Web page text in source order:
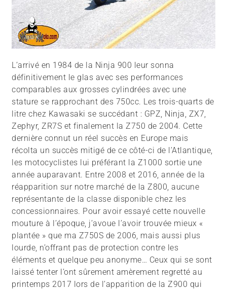
L’arrivé en 1984 de la Ninja 900 leur sonna
définitivement le glas avec ses performances
comparables aux grosses cylindrées avec une
stature se rapprochant des 750cc. Les trois-quarts de
litre chez Kawasaki se succédant : GPZ, Ninja, ZX7,
Zephyr, ZR7S et finalement la Z750 de 2004. Cette
dernière connut un réel succès en Europe mais
récolta un succès mitigé de ce côté-ci de l’Atlantique,
les motocyclistes lui préférant la Z1000 sortie une
année auparavant. Entre 2008 et 2016, année de la
réapparition sur notre marché de la Z800, aucune
représentante de la classe disponible chez les
concessionnaires. Pour avoir essayé cette nouvelle
mouture à l’époque, j’avoue l’avoir trouvée mieux «
plantée » que ma Z750S de 2006, mais aussi plus
lourde, n’offrant pas de protection contre les
éléments et quelque peu anonyme… Ceux qui se sont
laissé tenter l’ont sûrement amèrement regretté au
printemps 2017 lors de l’apparition de la Z900 qui